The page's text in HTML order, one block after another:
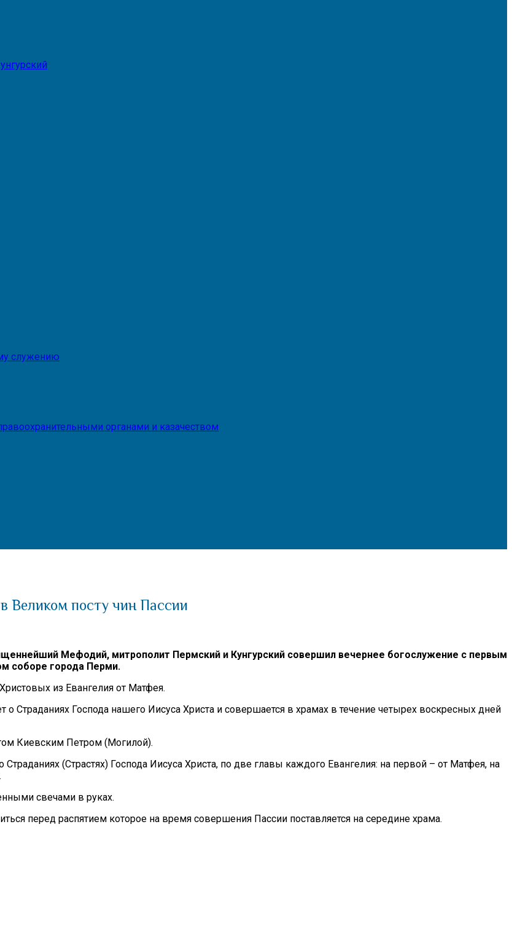
служению
органами и казачеством
Великом посту чин Пассии
Мефодий, митрополит Пермский и Кунгурский совершил вечернее богослужение с первым
соборе города Перми.
из Евангелия от Матфея.
о Страданиях Господа нашего Иисуса Христа и совершается в храмах в течение четырех воскресных дней
Киевским Петром (Могилой).
(Страстях) Господа Иисуса Христа, по две главы каждого Евангелия: на первой – от Матфея, на
свечами в руках.
перед распятием которое на время совершения Пассии поставляется на середине храма.